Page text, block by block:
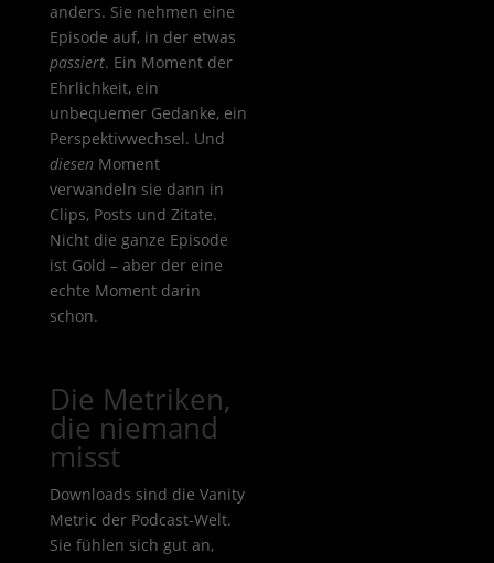
anders. Sie nehmen eine
Episode auf, in der etwas
passiert. Ein Moment der
Ehrlichkeit, ein
unbequemer Gedanke, ein
Perspektivwechsel. Und
diesen Moment
verwandeln sie dann in
Clips, Posts und Zitate.
Nicht die ganze Episode
ist Gold – aber der eine
echte Moment darin
schon.
Die Metriken,
die niemand
misst
Downloads sind die Vanity
Metric der Podcast-Welt.
Sie fühlen sich gut an,